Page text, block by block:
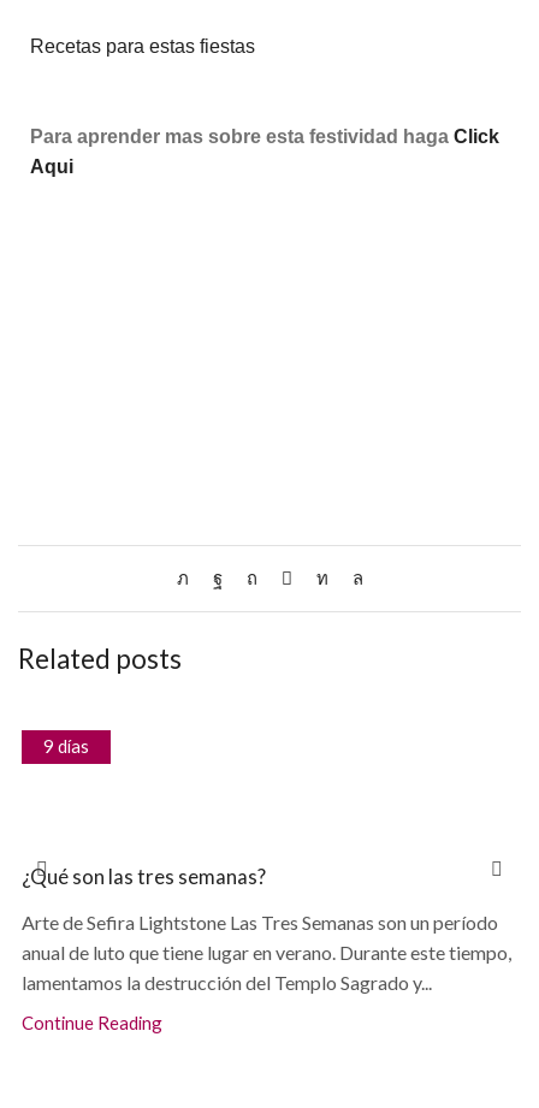
Recetas para estas fiestas
Para aprender mas sobre esta festividad haga Click
Aqui
Related posts
9 días
¿Qué son las tres semanas?
Arte de Sefira Lightstone Las Tres Semanas son un período
anual de luto que tiene lugar en verano. Durante este tiempo,
lamentamos la destrucción del Templo Sagrado y...
Continue Reading